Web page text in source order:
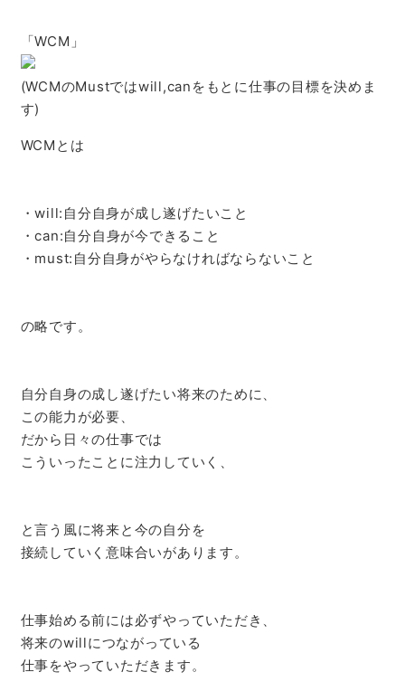
「WCM」
(WCMのMustではwill,canをもとに仕事の目標を決めま
す)
WCMとは
・will:自分自身が成し遂げたいこと
・can:自分自身が今できること
・must:自分自身がやらなければならないこと
の略です。
自分自身の成し遂げたい将来のために、
この能力が必要、
だから日々の仕事では
こういったことに注力していく、
と言う風に将来と今の自分を
接続していく意味合いがあります。
仕事始める前には必ずやっていただき、
将来のwillにつながっている
仕事をやっていただきます。